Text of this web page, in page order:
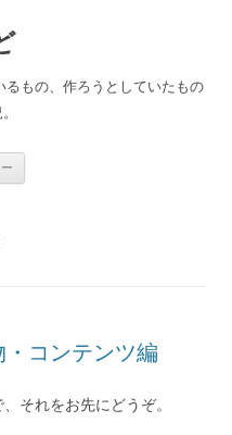
もの、作ろうとしていたもの
コンテンツ編
それをお先にどうぞ。